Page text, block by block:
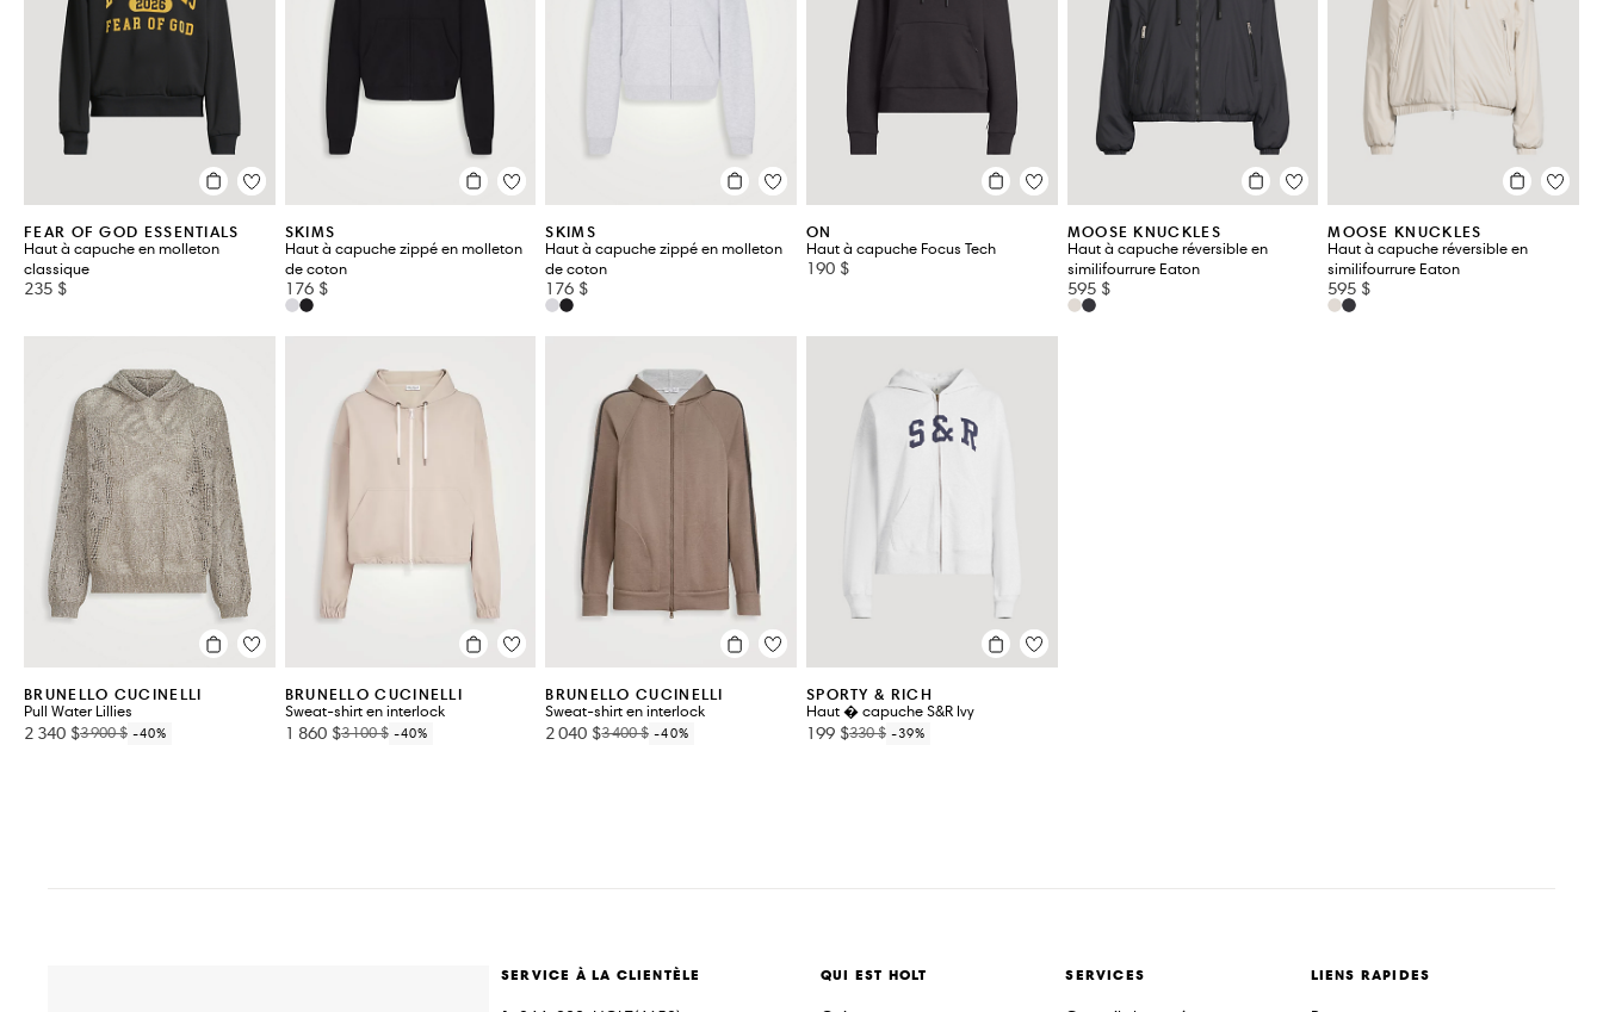
FEAR OF GOD ESSENTIALS
Haut à capuche en molleton
classique
235 $
SKIMS
Haut à capuche zippé en molleton
de coton
176 $
SKIMS
Haut à capuche zippé en molleton
de coton
176 $
ON
Haut à capuche Focus Tech
190 $
MOOSE KNUCKLES
Haut à capuche réversible en
similifourrure Eaton
595 $
MOOSE KNUCKLES
Haut à capuche réversible en
similifourrure Eaton
595 $
BRUNELLO CUCINELLI
Pull Water Lillies
2 340 $3 900 $ -40%
BRUNELLO CUCINELLI
Sweat-shirt en interlock
1 860 $3 100 $ -40%
BRUNELLO CUCINELLI
Sweat-shirt en interlock
2 040 $3 400 $ -40%
SPORTY & RICH
Haut � capuche S&R Ivy
199 $330 $ -39%
SERVICE À LA CLIENTÈLE QUI EST HOLT SERVICES LIENS RAPIDES